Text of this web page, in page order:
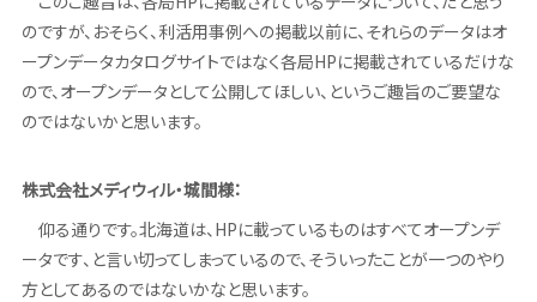
のですが、おそらく、利活用事例への掲載以前に、それらのデータはオ
ープンデータカタログサイトではなく各局HPに掲載されているだけな
ので、オープンデータとして公開してほしい、というご趣旨のご要望な
のではないかと思います。
株式会社メディウィル・城間様：
仰る通りです。北海道は、HPに載っているものはすべてオープンデ
ータです、と言い切ってしまっているので、そういったことが一つのやり
方としてあるのではないかなと思います。